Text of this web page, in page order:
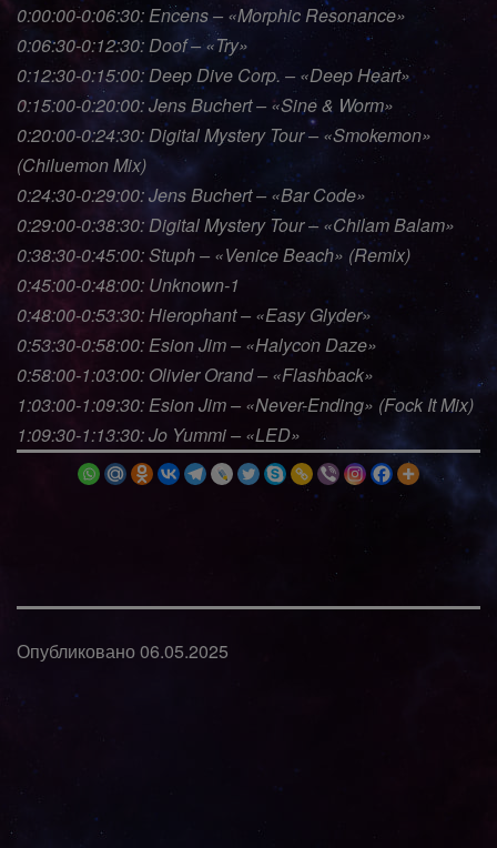
0:00:00-0:06:30: Encens – «Morphic Resonance»
0:06:30-0:12:30: Doof – «Try»
0:12:30-0:15:00: Deep Dive Corp. – «Deep Heart»
0:15:00-0:20:00: Jens Buchert – «Sine & Worm»
0:20:00-0:24:30: Digital Mystery Tour – «Smokemon»
(Chiluemon Mix)
0:24:30-0:29:00: Jens Buchert – «Bar Code»
0:29:00-0:38:30: Digital Mystery Tour – «Chilam Balam»
0:38:30-0:45:00: Stuph – «Venice Beach» (Remix)
0:45:00-0:48:00: Unknown-1
0:48:00-0:53:30: Hierophant – «Easy Glyder»
0:53:30-0:58:00: Esion Jim – «Halycon Daze»
0:58:00-1:03:00: Olivier Orand – «Flashback»
1:03:00-1:09:30: Esion Jim – «Never-Ending» (Fock It Mix)
1:09:30-1:13:30: Jo Yummi – «LED»
Опубликовано06.05.2025